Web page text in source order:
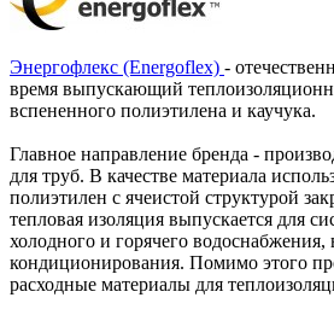
Энергофлекс (Energoflex) -
время выпускающий
вспененного полиэтилена и каучука.
Главное направление бренда -
для труб. В качестве материала
полиэтилен с ячеистой структурой
тепловая изоляция выпускается для
холодного и горячего водоснабжения,
кондиционирования. Помимо этого
расходные материалы для